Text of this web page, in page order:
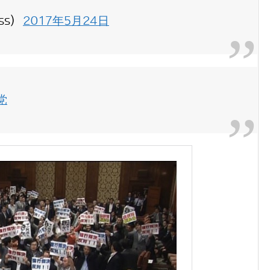
2017年5月24日